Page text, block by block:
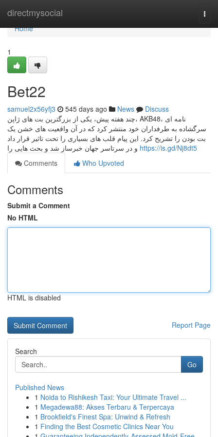
directmysocial
Home
Home
1
Bet22
samuel2x56yfj3 545 days ago News
Discuss
چند هفته پیش، یکی از بزرگترین بت های ژاپن، AKB48، نامه ای
سرگشاده به طرفداران خود منتشر کرد که در آن واقعیت های خشن یک
بت بودن را تشریح کرد. این پیام قلب های بسیاری را تحت تاثیر قرار داد
https://is.gd/Nj8dt5
Comments
Who Upvoted
Comments
Submit a Comment
No HTML
HTML is disabled
Report Page
Search
Go
Published News
1 Noida to Rishikesh Taxi: Your Ultimate Travel ...
1 Megadewa88: Akses Terbaru & Terpercaya
1 Brookfield's Finest Spa: Unwind & Refresh
1 Finding the Best Cosmetic Clinics Near You